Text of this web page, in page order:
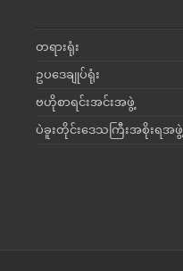
တရားရုံး
ဥပဒေချုပ်ရုံး
ဗဟိုစာရင်းအင်းအဖွဲ့
ပဲခူးတိုင်းဒေသကြီးအစိုးရအဖွဲ့